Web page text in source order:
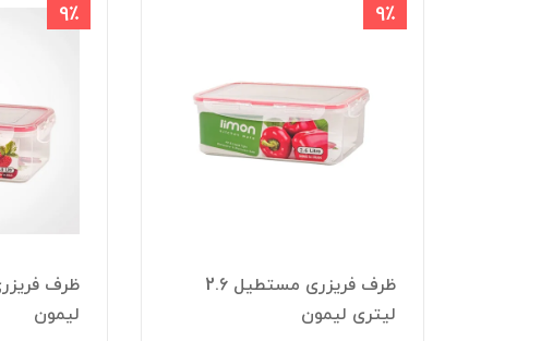
9٪
ظرف فریزری مستطیل 2.6
لیتری لیمون
9٪
لیمون